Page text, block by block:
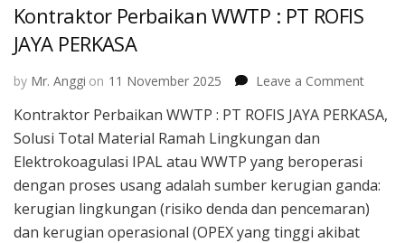
Kontraktor Perbaikan WWTP : PT ROFIS
JAYA PERKASA
by Mr. Anggi on 11 November 2025 Leave a Commenton
ROFIS
JAYA
Kontraktor Perbaikan WWTP : PT ROFIS JAYA PERKASA,
Solusi Total Material Ramah Lingkungan dan
Elektrokoagulasi IPAL atau WWTP yang beroperasi
dengan proses usang adalah sumber kerugian ganda:
kerugian lingkungan (risiko denda dan pencemaran)
dan kerugian operasional (OPEX yang tinggi akibat